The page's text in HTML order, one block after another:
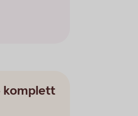
komplett